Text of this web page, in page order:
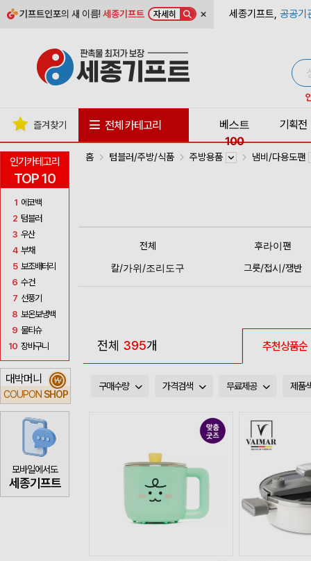
기프트인포의 새 이름!세종기프트 자세히 × 세종기프트, 공공기
인기카테고리
TOP 10
1 에코백
2 텀블러
3 우산
4 부채
5 보조배터리
6 수건
7 선풍기
8 보온보냉백
9 물티슈
10 장바구니
대박머니
COUPON SHOP
₩
모바일에서도
세종기프트
즐겨찾기 전체 카테고리
베스트
100
기획전
홈 텀블러/주방/식품 주방용품 냄비/다용도팬
전체
후라이팬
칼/가위/조리도구
그릇/접시/쟁반
전체 395개 추천상품순
구매수량 가격검색 무료제공 제품